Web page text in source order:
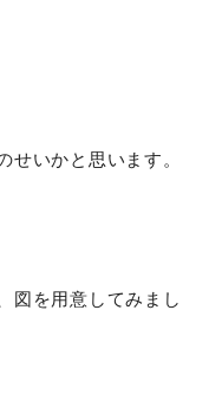
せいかと思います。
図を用意してみまし